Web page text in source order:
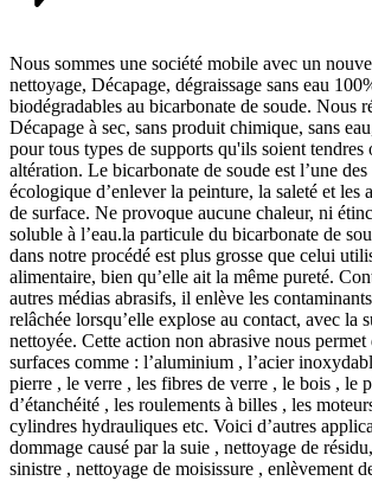
Nous sommes une société mobile avec un
nettoyage, Décapage, dégraissage sans eau
biodégradables au bicarbonate de soude. Nous
Décapage à sec, sans produit chimique, sans
pour tous types de supports qu'ils soient tendres
altération. Le bicarbonate de soude est l’une
écologique d’enlever la peinture, la saleté et les
de surface. Ne provoque aucune chaleur, ni
soluble à l’eau.la particule du bicarbonate de
dans notre procédé est plus grosse que celui
alimentaire, bien qu’elle ait la même pureté.
autres médias abrasifs, il enlève les
relâchée lorsqu’elle explose au contact, avec la
nettoyée. Cette action non abrasive nous permet
surfaces comme : l’aluminium , l’acier
pierre , le verre , les fibres de verre , le bois , le
d’étanchéité , les roulements à billes , les
cylindres hydrauliques etc. Voici d’autres
dommage causé par la suie , nettoyage de
sinistre , nettoyage de moisissure , enlèvement